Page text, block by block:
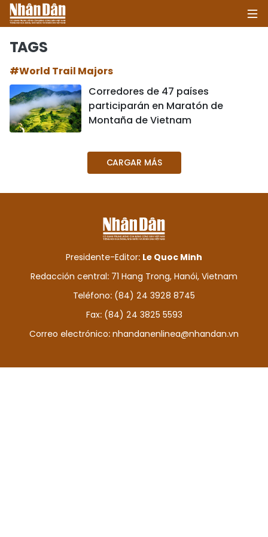
POLÍTICA
SOCIEDAD
SALUD - MEDIO AMBIENTE
CULTURA - ENTRETENIMIENTO
INTERNACIONAL
DEPORTES
VIAJES
PUENTE DE AMISTAD
HISTORIAS MULTIMEDIA
TAGS
#World Trail Majors
Corredores de 47 países
participarán en Maratón de
Montaña de Vietnam
CARGAR MÁS
Presidente-Editor: Le Quoc Minh
Redacción central: 71 Hang Trong, Hanói, Vietnam
Teléfono: (84) 24 3928 8745
Fax: (84) 24 3825 5593
Correo electrónico: nhandanenlinea@nhandan.vn